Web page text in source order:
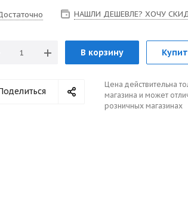
НАШЛИ ДЕШЕВЛЕ? ХОЧУ
В корзину
Цена действительна
магазина и может
розничных магазинах